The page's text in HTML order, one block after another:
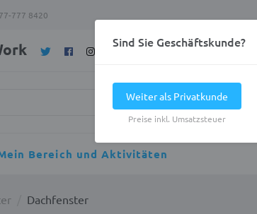
777 8420
Bereich und Aktivitäten
Dachfenster
Sind Sie Geschäftskunde?
Weiter als Privatkunde
Preise inkl. Umsatzsteuer